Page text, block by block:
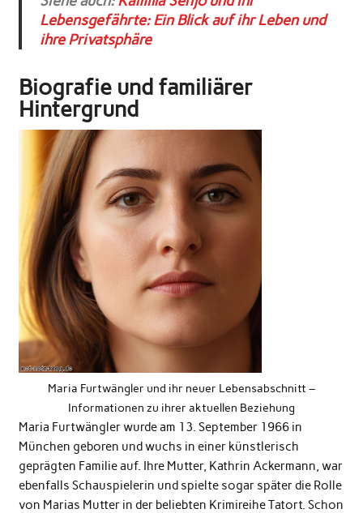
Lebensgefährte: Ein Blick auf ihr Leben und
ihre Privatsphäre
Biografie und familiärer
Hintergrund
Maria Furtwängler und ihr neuer Lebensabschnitt –
Informationen zu ihrer aktuellen Beziehung
Maria Furtwängler wurde am 13. September 1966in
München geboren und wuchs in einer künstlerisch
geprägten Familie auf. Ihre Mutter, Kathrin Ackermann , war
ebenfalls Schauspielerin und spielte sogar später die Rolle
von Marias Mutter in der beliebten Krimireihe Tatort. Schon